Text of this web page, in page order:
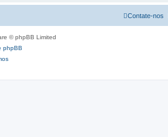
Contate-nos
© phpBB Limited
phpBB